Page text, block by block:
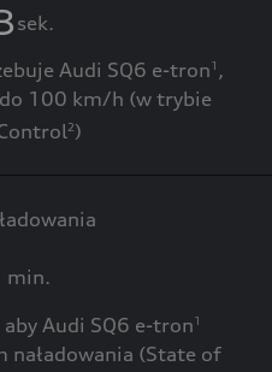
sek.
Audi SQ6 e-tron1 ,
100 km/h (w trybie
2)
min.
Audi SQ6 e-tron1
naładowania (State of